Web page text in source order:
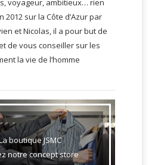
voyageur, ambitieux… rien
2012 sur la Côte d’Azur par
et Nicolas, il a pour but de
de vous conseiller sur les
la vie de l’homme
boutique JSMC
notre concept store